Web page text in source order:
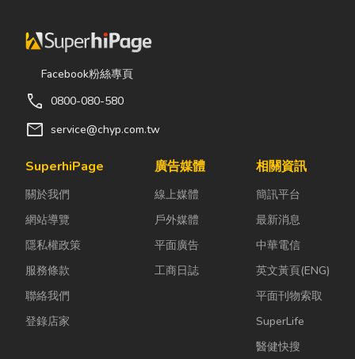
Facebook粉絲專頁
call 0800-080-580
mail service@chyp.com.tw
SuperhiPage
關於我們
網站導覽
隱私權政策
服務條款
聯絡我們
登錄店家
廣告媒體
線上媒體
戶外媒體
平面廣告
工商日誌
相關資訊
簡訊平台
最新消息
中華電信
英文黃頁(ENG)
平面刊物索取
SuperLife
醫健快搜